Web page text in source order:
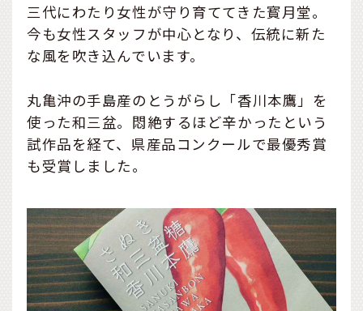
三代にわたり女性が守り育ててきた寳月堂。
今も女性スタッフが中心となり、伝統に新た
な風を吹き込んでいます。
丸亀沖の手島産のとうがらし「香川本鷹」を
使った和三盆。悶絶するほど辛かったという
試作品を経て、県産品コンクールで最優秀賞
も受賞しました。